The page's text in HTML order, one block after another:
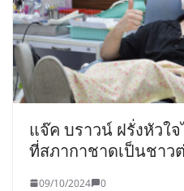
แจ๊ค บราวน์ ฝรั่งหัวใ
ที่สภากาชาดเป็นชาว
09/10/2024 0